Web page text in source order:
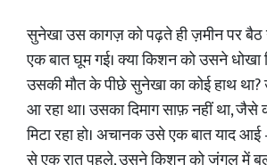
सुनेखा उस कागज़ को पढ़ते ही ज़मीन पर बैठ
एक बात घूम गई। क्या किशन को उसने धोखा
उसकी मौत के पीछे सुनेखा का कोई हाथ
आ रहा था। उसका दिमाग साफ़ नहीं था, जैसे
मिटा रहा हो। अचानक उसे एक बात याद